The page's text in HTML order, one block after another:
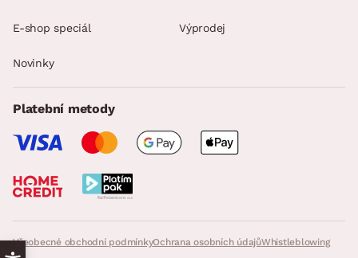
Všeobecné obchodní podmínkyOchrana osobních údajůWhistleblowing
E-shop speciál Výprodej
Novinky
Platební metody